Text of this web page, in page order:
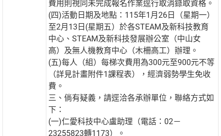
費用則視同未完成報名作業逕行取消錄取資格。
(四)活動日期及地點：115年1月26日（星期一）
至2月13日(星期五）於各STEAM及新科技教育
中心、STEAM及新科技發展辦公室（中山女
高）及無人機教育中心（木柵高工）辦理。
(五)每人（組）每梯次費用為300元至900元不等
（詳見計畫附件1課程表），經濟弱勢學生免收
費。
三、倘有疑義，請逕洽各承辦單位，聯絡方式如
下：
(一)仁愛科技中心盧助理（電話：02－
23255823轉1173）。